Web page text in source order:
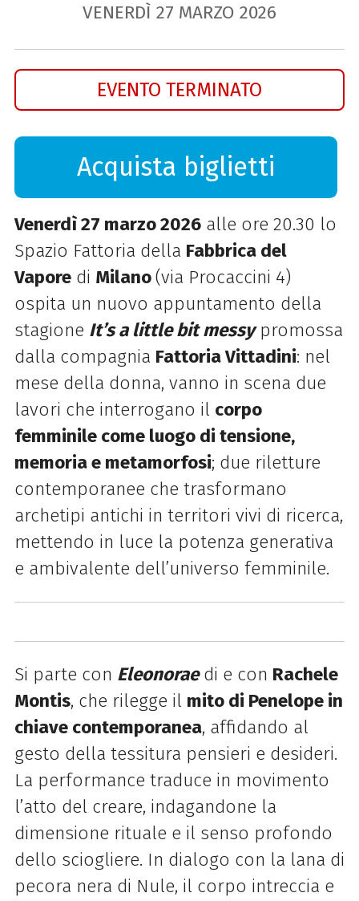
VENERDÌ 27 MARZO 2026
EVENTO TERMINATO
Acquista biglietti
Venerdì 27 marzo 2026alle ore 20.30 lo
Spazio Fattoria della Fabbrica del
Vaporedi Milano(via Procaccini 4)
ospita un nuovo appuntamento della
stagione It’s a little bit messypromossa
dalla compagnia Fattoria Vittadini: nel
mese della donna, vanno in scena due
lavori che interrogano il corpo
femminile come luogo di tensione,
memoria e metamorfosi; due riletture
contemporanee che trasformano
archetipi antichi in territori vivi di ricerca,
mettendo in luce la potenza generativa
e ambivalente dell’universo femminile.
Si parte con Eleonoraedi e con Rachele
Montis, che rilegge il mito di Penelope in
chiave contemporanea, affidando al
gesto della tessitura pensieri e desideri.
La performance traduce in movimento
l’atto del creare, indagandone la
dimensione rituale e il senso profondo
dello sciogliere. In dialogo con la lana di
pecora nera di Nule, il corpo intreccia e